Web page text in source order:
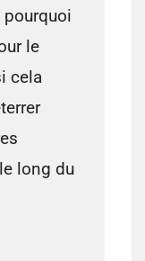
le
cela
long du